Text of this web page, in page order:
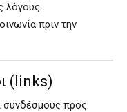
λόγους.
πριν την
(links)
συνδέσμους προς